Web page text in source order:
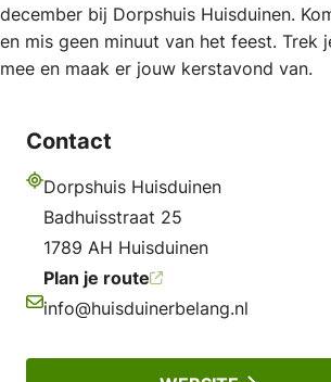
december bij Dorpshuis Huisduinen.
en mis geen minuut van het feest. Trek
mee en maak er jouw kerstavond van.
Contact
Dorpshuis Huisduinen
Badhuisstraat 25
1789 AH Huisduinen
Plan je route
E-mailadres
info@huisduinerbelang.nl